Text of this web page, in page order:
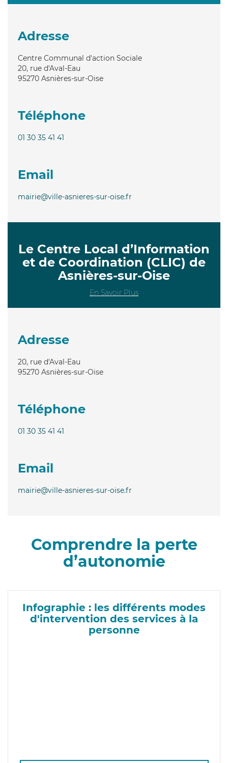
Adresse
Centre Communal d'action Sociale
20, rue d'Aval-Eau
95270 Asnières-sur-Oise
Téléphone
01 30 35 41 41
Email
mairie@ville-asnieres-sur-oise.fr
Le Centre Local d’Information
et de Coordination (CLIC) de
Asnières-sur-Oise
En Savoir Plus
Adresse
20, rue d'Aval-Eau
95270 Asnières-sur-Oise
Téléphone
01 30 35 41 41
Email
mairie@ville-asnieres-sur-oise.fr
Comprendre la perte
d’autonomie
Infographie : les différents modes
d'intervention des services à la
personne